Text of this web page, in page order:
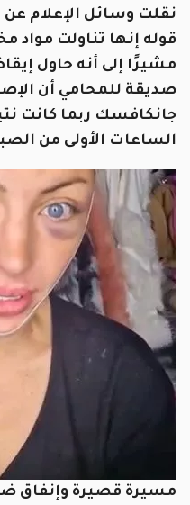
نقلت وسائل الإعلام عن
قوله إنها تناولت مواد
مشيرًا إلى أنه حاول
صديقة للمحامي أن
جانكافسك ربما كانت
الساعات الأولى من
مسيرة قصيرة وإنفاق